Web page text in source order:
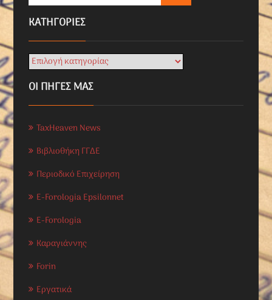
KΑΤΗΓΟΡΊΕΣ
ΟΙ ΠΗΓΕΣ ΜΑΣ
TaxHeaven News
Βιβλιοθήκη ΓΓΔΕ
Περιοδικό Επιχείρηση
E-Forologia Epsilonnet
E-Forologia
Καραγιάννης
Forin
Εργατικά